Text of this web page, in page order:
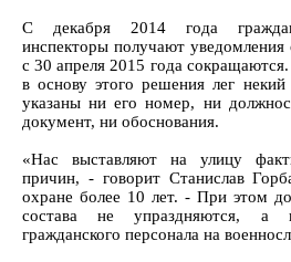
С декабря 2014 года
инспекторы получают
с 30 апреля 2015 года
в основу этого решения лег
указаны ни его номер, ни
документ, ни обоснования.
«Нас выставляют на улицу
причин, - говорит Станислав
охране более 10 лет. - При этом
состава не упраздняются, а
гражданского персонала на